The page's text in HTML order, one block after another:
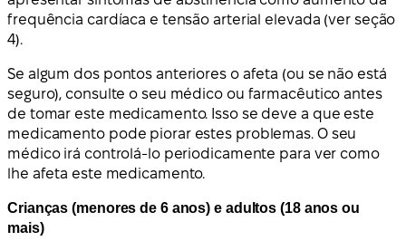
frequência cardíaca e tensão arterial elevada (ver seção
4).
Se algum dos pontos anteriores o afeta (ou se não está
seguro), consulte o seu médico ou farmacêutico antes
de tomar este medicamento. Isso se deve a que este
medicamento pode piorar estes problemas. O seu
médico irá controlá-lo periodicamente para ver como
lhe afeta este medicamento.
Crianças (menores de 6 anos) e adultos (18 anos ou
mais)